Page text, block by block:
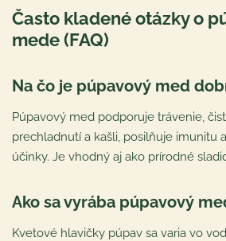
Často kladené otázky o
mede (FAQ)
Na čo je púpavový med
Púpavový med podporuje trávenie,
prechladnutí a kašli, posilňuje imunitu
účinky. Je vhodný aj ako prírodné
Ako sa vyrába púpavový
Kvetové hlavičky púpav sa varia vo